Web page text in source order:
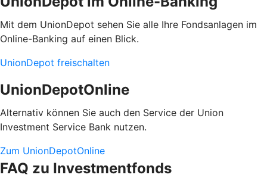
Mit dem UnionDepot sehen Sie alle Ihre Fondsanlagen im
Online-Banking auf einen Blick.
UnionDepot freischalten
UnionDepotOnline
Alternativ können Sie auch den Service der Union
Investment Service Bank nutzen.
Zum UnionDepotOnline
FAQ zu Investmentfonds